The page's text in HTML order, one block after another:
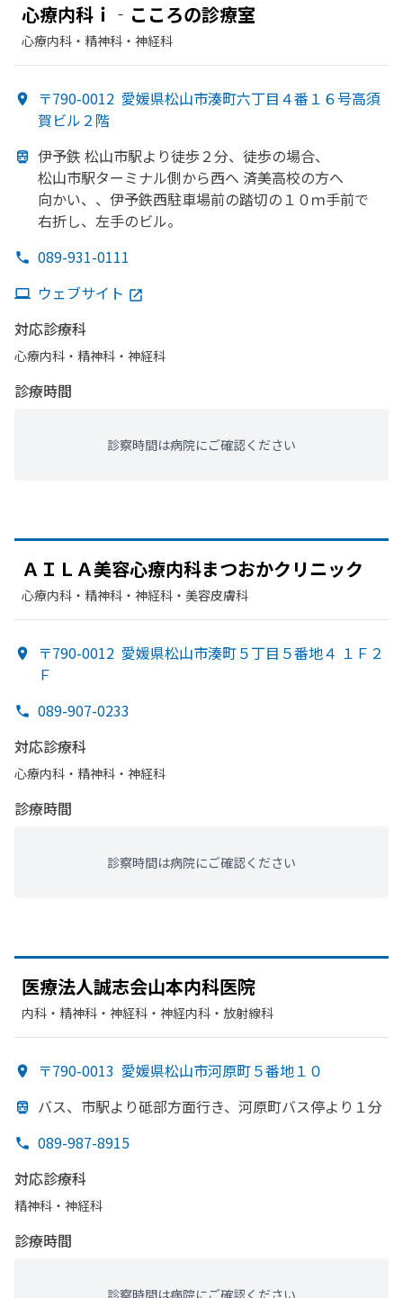
心療内科ｉ‐こころの診療室
心療内科・​精神科・神経科
〒790-0012 愛媛県松山市湊町六丁目４番１６号高須
賀ビル２階
伊予鉄 松山市駅より徒歩２分、 徒歩の場合、
松山市駅ターミナル側から西へ 済美高校の方へ
向かい、、 伊予鉄西駐車場前の踏切の １０ｍ手前で
右折し、 左手のビル。
089-931-0111
ウェブサイト
対応診療科
心療内科・​精神科・神経科
診療時間
診察時間は病院にご確認ください
ＡＩＬＡ美容心療内科まつおかクリニック
心療内科・​精神科・神経科・​美容皮膚科
〒790-0012 愛媛県松山市湊町５丁目５番地４ １Ｆ２
Ｆ
089-907-0233
対応診療科
心療内科・​精神科・神経科
診療時間
診察時間は病院にご確認ください
医療法人誠志会山本内科医院
内科・​精神科・神経科・​神経内科・​放射線科
〒790-0013 愛媛県松山市河原町５番地１０
バス、 市駅より砥部方面行き、 河原町バス停より １分
089-987-8915
対応診療科
精神科・神経科
診療時間
診察時間は病院にご確認ください